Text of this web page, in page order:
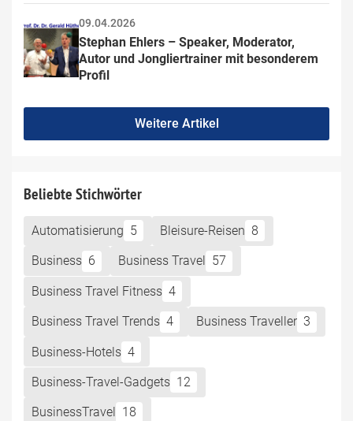
09.04.2026
Stephan Ehlers – Speaker, Moderator,
Autor und Jongliertrainer mit besonderem
Profil
Weitere Artikel
Beliebte Stichwörter
Automatisierung 5 Bleisure-Reisen 8
Business 6 Business Travel 57
Business Travel Fitness 4
Business Travel Trends 4 Business Traveller 3
Business-Hotels 4
Business-Travel-Gadgets 12
BusinessTravel 18